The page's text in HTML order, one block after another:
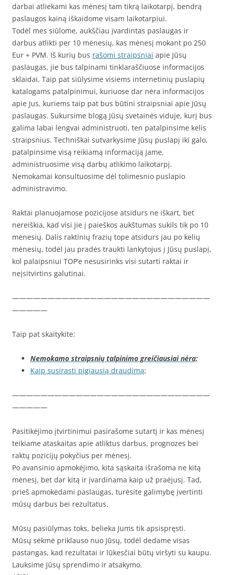
darbai atliekami kas mėnesį tam tikrą laikotarpį, bendrą
paslaugos kainą iškaidome visam laikotarpiui.
Todėl mes siūlome, aukščiau įvardintas paslaugas ir
darbus atlikti per 10 mėnesių, kas mėnesį mokant po 250
Eur + PVM. Iš kurių bus rašomi straipsniai apie Jūsų
paslaugas, jie bus talpinami tinklaraščiuose informacijos
sklaidai. Taip pat siūlysime visiems internetinių puslapių
katalogams patalpinimui, kuriuose dar nėra informacijos
apie Jus, kuriems taip pat bus būtini straipsniai apie Jūsų
paslaugas. Sukursime blogą Jūsų svetainės viduje, kurį bus
galima labai lengvai administruoti, ten patalpinsime kelis
straipsnius. Techniškai sutvarkysime Jūsų puslapį iki galo,
patalpinsime visą reikiamą informaciją jame,
administruosime visą darbų atlikimo laikotarpį.
Nemokamai konsultuosime dėl tolimesnio puslapio
administravimo.
Raktai planuojamose pozicijose atsidurs ne iškart, bet
nereiškia, kad visi jie į paieškos aukštumas sukils tik po 10
mėnesių. Dalis raktinių frazių tope atsidurs jau po kelių
mėnesių, todėl jau pradės traukti lankytojus į Jūsų puslapį,
kol palaipsniui TOP’e nesusirinks visi sutarti raktai ir
neįsitvirtins galutinai.
————————————————————————————
—————
Taip pat skaitykite:
Nemokamo straipsnių talpinimo greičiausiai nėra;
Kaip susirasti pigiausią draudimą;
————————————————————————————
—————
Pasitikėjimo įtvirtinimui pasirašome sutartį ir kas mėnesį
teikiame ataskaitas apie atliktus darbus, prognozes bei
raktų pozicijų pokyčius per mėnesį.
Po avansinio apmokėjimo, kita sąskaita išrašoma ne kitą
mėnesį, bet dar kitą ir įvardinama kaip už praėjusį. Tad,
prieš apmokėdami paslaugas, turėsite galimybę įvertinti
mūsų darbus bei rezultatus.
Mūsų pasiūlymas toks, belieka Jums tik apsispręsti.
Mūsų sėkmė priklauso nuo Jūsų, todėl dedame visas
pastangas, kad rezultatai ir lūkesčiai būtų viršyti su kaupu.
Lauksime Jūsų sprendimo ir atsakymo.